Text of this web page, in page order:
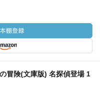
冒険(文庫版) 名探偵登場 1